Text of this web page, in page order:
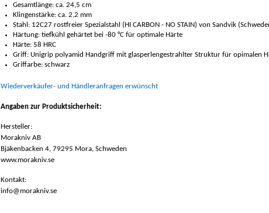
Gesamtlänge: ca. 24,5 cm
Klingenstärke: ca. 2,2 mm
Stahl: 12C27 rostfreier Spezialstahl (HI CARBON - NO STAIN) von Sandvik
Härtung: tiefkühl gehärtet bei -80 °C für optimale Härte
Härte: 58 HRC
Griff: Unigrip polyamid Handgriff mit glasperlengestrahlter Struktur für opimalen
Griffarbe: schwarz
Wiederverkäufer- und Händleranfragen erwünscht
Angaben zur Produktsicherheit:
Hersteller:
Morakniv AB
Bjäkenbacken 4, 79295 Mora, Schweden
www.morakniv.se
Kontakt:
info@morakniv.se